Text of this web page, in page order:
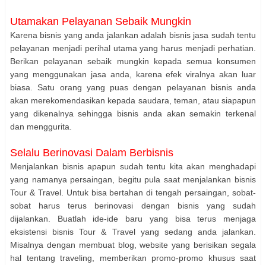
Utamakan Pelayanan Sebaik Mungkin
Karena bisnis yang anda jalankan adalah bisnis jasa sudah tentu
pelayanan menjadi perihal utama yang harus menjadi perhatian.
Berikan pelayanan sebaik mungkin kepada semua konsumen
yang menggunakan jasa anda, karena efek viralnya akan luar
biasa. Satu orang yang puas dengan pelayanan bisnis anda
akan merekomendasikan kepada saudara, teman, atau siapapun
yang dikenalnya sehingga bisnis anda akan semakin terkenal
dan menggurita.
Selalu Berinovasi Dalam Berbisnis
Menjalankan bisnis apapun sudah tentu kita akan menghadapi
yang namanya persaingan, begitu pula saat menjalankan bisnis
Tour & Travel. Untuk bisa bertahan di tengah persaingan, sobat-
sobat harus terus berinovasi dengan bisnis yang sudah
dijalankan. Buatlah ide-ide baru yang bisa terus menjaga
eksistensi bisnis Tour & Travel yang sedang anda jalankan.
Misalnya dengan membuat blog, website yang berisikan segala
hal tentang traveling, memberikan promo-promo khusus saat